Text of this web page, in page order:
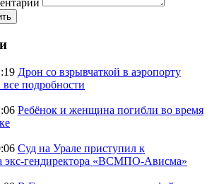
Дрон со взрывчаткой в аэропорту
подробности
Ребёнок и женщина погибли во время
Суд на Урале приступил к
экс-гендиректора «ВСМПО-Ависма»